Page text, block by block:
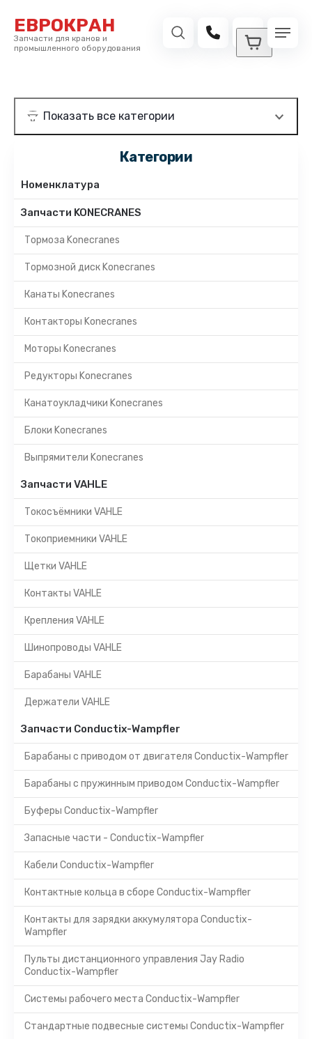
ЕВРОКРАН
Запчасти для кранов и
промышленного оборудования
Категории
Номенклатура
Запчасти KONECRANES
Тормоза Konecranes
Тормозной диск Konecranes
Канаты Konecranes
Контакторы Konecranes
Моторы Konecranes
Редукторы Konecranes
Канатоукладчики Konecranes
Блоки Konecranes
Выпрямители Konecranes
Запчасти VAHLE
Токосъёмники VAHLE
Токоприемники VAHLE
Щетки VAHLE
Контакты VAHLE
Крепления VAHLE
Шинопроводы VAHLE
Барабаны VAHLE
Держатели VAHLE
Запчасти Conductix-Wampfler
Барабаны с приводом от двигателя Conductix-Wampfler
Барабаны с пружинным приводом Conductix-Wampfler
Буферы Conductix-Wampfler
Запасные части - Conductix-Wampfler
Кабели Conductix-Wampfler
Контактные кольца в сборе Conductix-Wampfler
Контакты для зарядки аккумулятора Conductix-
Wampfler
Пульты дистанционного управления Jay Radio
Conductix-Wampfler
Системы рабочего места Conductix-Wampfler
Стандартные подвесные системы Conductix-Wampfler